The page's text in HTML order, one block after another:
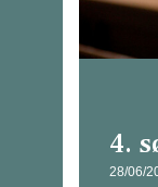
4.
28/06/